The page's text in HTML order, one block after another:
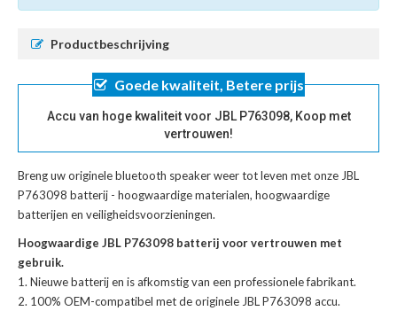
Productbeschrijving
Goede kwaliteit, Betere prijs
Accu van hoge kwaliteit voor JBL P763098, Koop met
vertrouwen!
Breng uw originele bluetooth speaker weer tot leven met onze JBL
P763098 batterij - hoogwaardige materialen, hoogwaardige
batterijen en veiligheidsvoorzieningen.
Hoogwaardige JBL P763098 batterij voor vertrouwen met
gebruik.
Nieuwe batterij en is afkomstig van een professionele fabrikant.
100% OEM-compatibel met deoriginele JBL P763098 accu.